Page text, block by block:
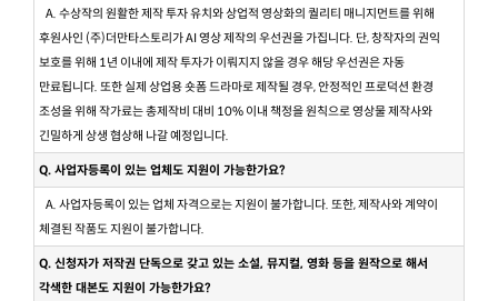
A. 수상작의 원활한 제작 투자 유치와 상업적 영상화의 퀄리티 매니지먼트를 위해
후원사인 (주)더만타스토리가 AI 영상 제작의 우선권을 가집니다. 단, 창작자의 권익
보호를 위해 1년 이내에 제작 투자가 이뤄지지 않을 경우 해당 우선권은 자동
만료됩니다. 또한 실제 상업용 숏폼 드라마로 제작될 경우, 안정적인 프로덕션 환경
조성을 위해 작가료는 총제작비 대비 10% 이내 책정을 원칙으로 영상물 제작사와
긴밀하게 상생 협상해 나갈 예정입니다.
Q. 사업자등록이 있는 업체도 지원이 가능한가요?
A. 사업자등록이 있는 업체 자격으로는 지원이 불가합니다. 또한, 제작사와 계약이
체결된 작품도 지원이 불가합니다.
Q. 신청자가 저작권 단독으로 갖고 있는 소설, 뮤지컬, 영화 등을 원작으로 해서
각색한 대본도 지원이 가능한가요?